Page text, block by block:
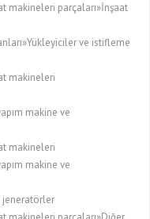
makineleri parçaları»İnşaat
ve istifleme
makineleri
makine ve
makineleri
makine ve
jeneratörler